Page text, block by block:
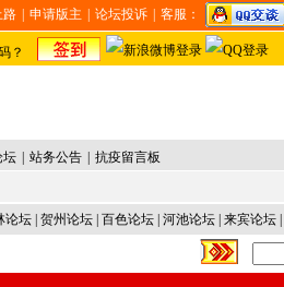
路 申请版主 论坛投诉 客服：
？
坛 站务公告
抗疫留言板
论坛 贺州论坛 百色论坛 河池论坛 来宾论坛